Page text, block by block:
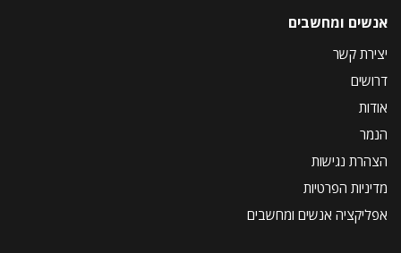
אנשים ומחשבים
יצירת קשר
דרושים
אודות
הנמר
הצהרת נגישות
מדיניות הפרטיות
אפליקציה אנשים ומחשבים